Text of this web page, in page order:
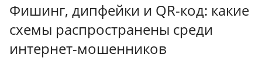
Фишинг, дипфейки и QR-код: какие
схемы распространены среди
интернет-мошенников